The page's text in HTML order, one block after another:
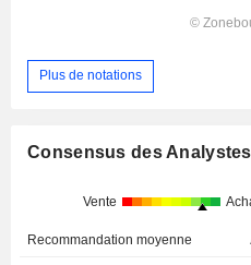
Plus de notations
Consensus des Analystes
Vente
Recommandation moyenne